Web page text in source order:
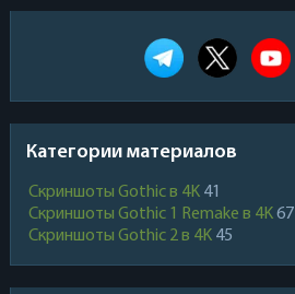
Категории материалов
Скриншоты Gothic в 4K 41
Скриншоты Gothic 1 Remake в 4K67
Скриншоты Gothic 2 в 4K 45